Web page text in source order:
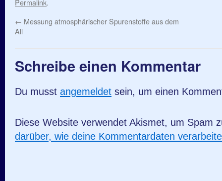
Permalink.
← Messung atmosphärischer Spurenstoffe aus dem
All
Schreibe einen Kommentar
Du musst angemeldet sein, um einen
Diese Website verwendet Akismet, um Spam
darüber, wie deine Kommentardaten